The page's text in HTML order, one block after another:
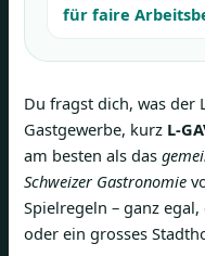
für faire
Du fragst dich, was der
Gastgewerbe, kurz L-
am besten als das
Schweizer Gastronomie
Spielregeln – ganz
oder ein grosses